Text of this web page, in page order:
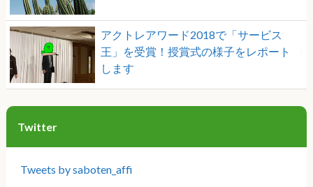
アクトレアワード2018で「サービス
王」を受賞！授賞式の様子をレポート
します
Twitter
Tweets by saboten_affi